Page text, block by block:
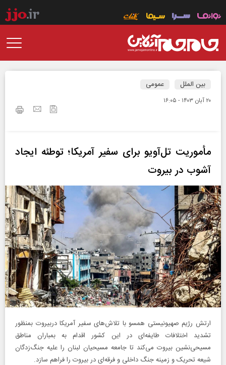
بین الملل عمومی
۲۰ آبان ۱۴۰۳ - ۱۶:۰۵
مأموریت تل‌آویو برای سفیر آمریکا؛ توطئه ایجاد
آشوب در بیروت
ارتش رژیم صهیونیستی همسو با تلاش‌های سفیر آمریکا دربیروت بمنظور
تشدید اختلافات طایفه‌ای در این کشور اقدام به بمباران مناطق
مسیحی‌نشین بیروت می‌کند تا جامعه مسیحیان لبنان را علیه جنگ‌زدگان
شیعه تحریک و زمینه جنگ داخلی و فرقه‌ای در بیروت را فراهم سازد.